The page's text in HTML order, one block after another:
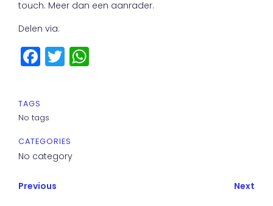
touch. Meer dan een aanrader.
Delen via:
F
a
e
b
o
k
T
w
e
r
TAGS
No tags
CATEGORIES
No category
Previous Next